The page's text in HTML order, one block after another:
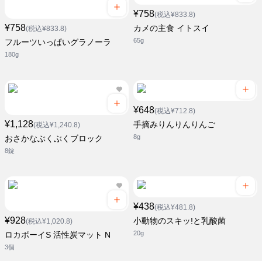
¥758(税込¥833.8)
フルーツいっぱいグラノーラ
180g
¥758(税込¥833.8)
カメの主食 イトスイ
65g
¥1,128(税込¥1,240.8)
おさかなぶくぶくブロック
8錠
¥648(税込¥712.8)
手摘みりんりんりんご
8g
¥928(税込¥1,020.8)
ロカボーイS 活性炭マット N
3個
¥438(税込¥481.8)
小動物のスキッ!と乳酸菌
20g